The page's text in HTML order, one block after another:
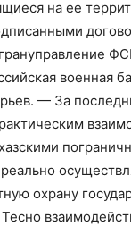
на ее
военная
— За
охрану